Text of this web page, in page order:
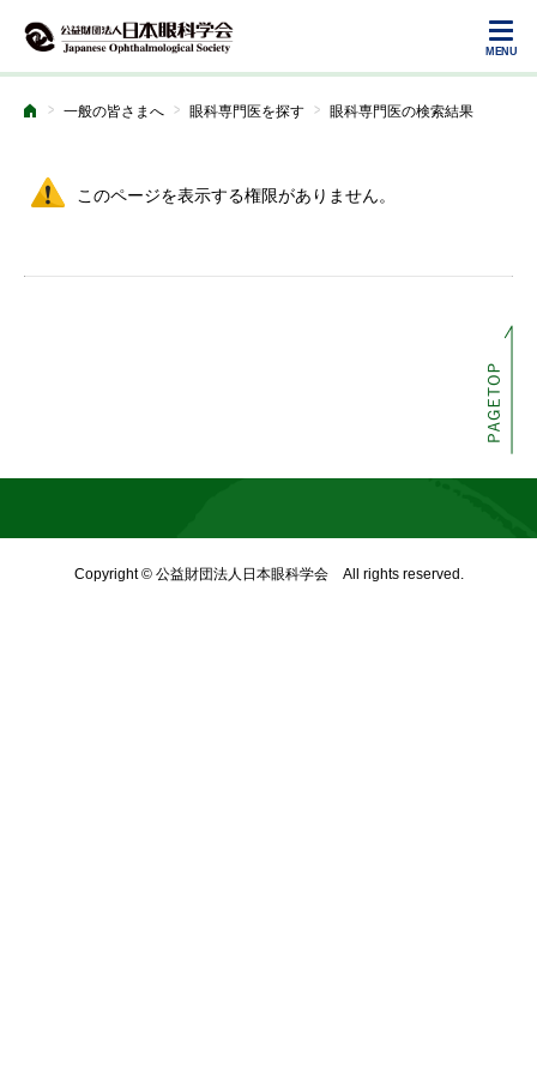
ホーム
> 一般の皆さまへ > 眼科専門医を探す > 眼科専門医の検索結果
このページを表示する権限がありません。
Copyright © 公益財団法人日本眼科学会 All rights reserved.